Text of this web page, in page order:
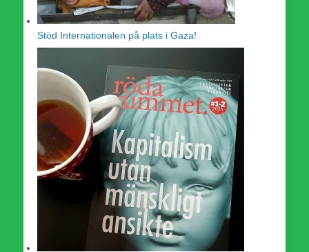
Stöd Internationalen på plats i Gaza!